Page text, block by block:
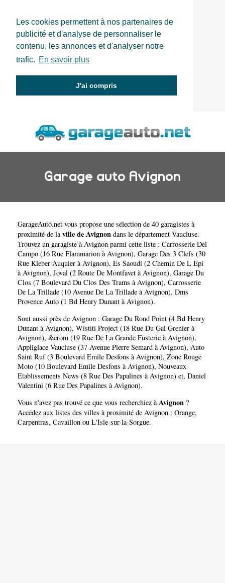
Les cookies permettent à nos partenaires de
publicité et d'analyse de personnaliser le
contenu, les annonces et d'analyser notre
trafic. En savoir plus
J'ai compris
Garage auto Avignon
GarageAuto.net vous propose une sélection de 40 garagistes à
proximité de laville de Avignon dans le département Vaucluse.
Trouvez un garagiste à Avignon parmi cette liste : Carrosserie Del
Campo (16 Rue Flammarion à Avignon), Garage Des 3 Clefs (30
Rue Kleber Auquier à Avignon), Es Saoudi (2 Chemin De L Epi
à Avignon), Joval (2 Route De Montfavet à Avignon), Garage Du
Clos (7 Boulevard Du Clos Des Trams à Avignon), Carrosserie
De La Trillade (10 Avenue De La Trillade à Avignon), Dms
Provence Auto (1 Bd Henry Dunant à Avignon).
Sont aussi près de Avignon : Garage Du Rond Point (4 Bd Henry
Dunant à Avignon), Wistiti Project (18 Rue Du Gal Grenier à
Avignon), &crom (19 Rue De La Grande Fusterie à Avignon),
Appliglace Vaucluse (37 Avenue Pierre Semard à Avignon), Auto
Saint Ruf (3 Boulevard Emile Desfons à Avignon), Zone Rouge
Moto (10 Boulevard Emile Desfons à Avignon), Nouveaux
Etablissements News (8 Rue Des Papalines à Avignon) et, Daniel
Valentini (6 Rue Des Papalines à Avignon).
Vous n'avez pas trouvé ce que vous recherchiez àAvignon ?
Accédez aux listes des villes à proximité de Avignon : Orange,
Carpentras, Cavaillon ou L'Isle-sur-la-Sorgue.